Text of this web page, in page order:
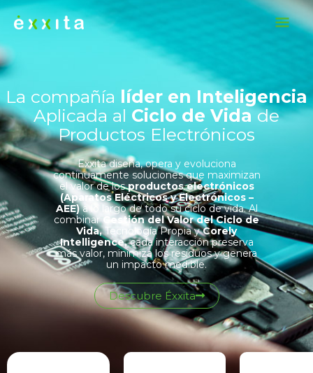
Ir
contenido
La compañía líder en Inteligencia
Aplicada al Ciclo de Vida de
Productos Electrónicos
Exxita diseña, opera y evoluciona
continuamente soluciones que maximizan
el valor de losproductos electrónicos
(Aparatos Eléctricos y Electrónicos –
AEE)a lo largo de todo su ciclo de vida. Al
combinarGestión del Valor del Ciclo de
Vida,Tecnología Propia yCorely
Intelligence,cada interacción preserva
más valor, minimiza los residuos y genera
un impacto medible.
Descubre Éxxita